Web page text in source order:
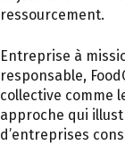
ressourcement.
Entreprise à
responsable,
collective comme
approche qui
d’entreprises